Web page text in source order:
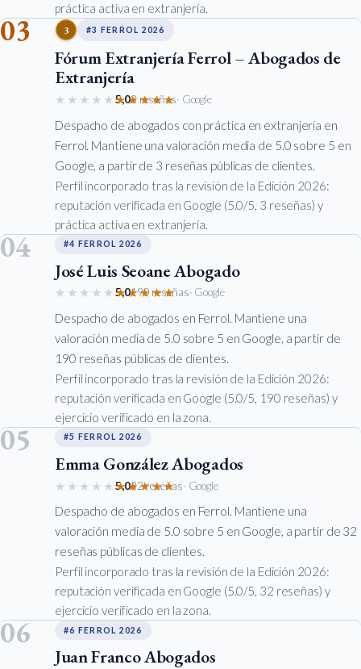
práctica activa en extranjería.
03 3 #3 FERROL 2026
Fórum Extranjería Ferrol – Abogados de
Extranjería
★★★★★★★★★★
5,03 reseñas· Google
Despacho de abogados con práctica en extranjería en
Ferrol. Mantiene una valoración media de 5.0 sobre 5 en
Google, a partir de 3 reseñas públicas de clientes.
Perfil incorporado tras la revisión de la Edición 2026:
reputación verificada en Google (5.0/5, 3 reseñas) y
práctica activa en extranjería.
04 #4 FERROL 2026
José Luis Seoane Abogado
★★★★★★★★★★
5,0190 reseñas· Google
Despacho de abogados en Ferrol. Mantiene una
valoración media de 5.0 sobre 5 en Google, a partir de
190 reseñas públicas de clientes.
Perfil incorporado tras la revisión de la Edición 2026:
reputación verificada en Google (5.0/5, 190 reseñas) y
ejercicio verificado en la zona.
05 #5 FERROL 2026
Emma González Abogados
★★★★★★★★★★
5,032 reseñas· Google
Despacho de abogados en Ferrol. Mantiene una
valoración media de 5.0 sobre 5 en Google, a partir de 32
reseñas públicas de clientes.
Perfil incorporado tras la revisión de la Edición 2026:
reputación verificada en Google (5.0/5, 32 reseñas) y
ejercicio verificado en la zona.
06 #6 FERROL 2026
Juan Franco Abogados